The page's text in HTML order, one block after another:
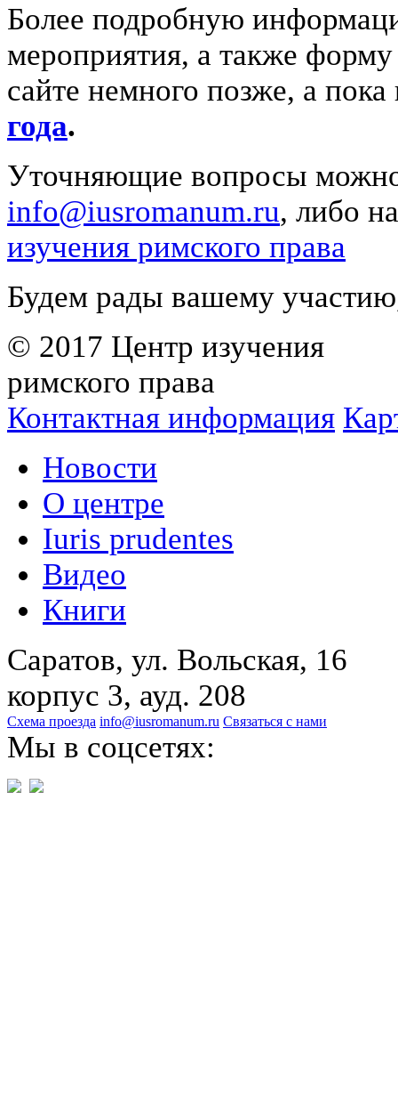
Более подробную
мероприятия, а также
сайте немного позже, а
года.
Уточняющие вопросы
info@iusromanum.ru, либо
изучения римского права
Будем рады вашему
© 2017 Центр изучения
римского права
Контактная информация
Новости
О центре
Iuris prudentes
Видео
Книги
Саратов, ул. Вольская, 16
корпус 3, ауд. 208
Схема проезда info@iusromanum.ru Связаться с нами
Мы в соцсетях: